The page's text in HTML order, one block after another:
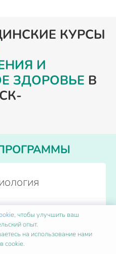
КУРСЫ
И
ЗДОРОВЬЕ В
Дистанционно
Каждый день
, чтобы улучшить ваш
опыт.
на использование нами
cookie.